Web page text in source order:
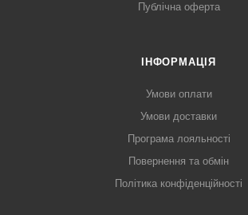
Публічна оферта
ІНФОРМАЦІЯ
Умови оплати
Умови доставки
Програма лояльності
Повернення та обмін
Політика конфіденційності